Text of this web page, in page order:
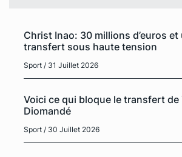
Christ Inao: 30 millions d’euros et
transfert sous haute tension
Sport / 31 Juillet 2026
Voici ce qui bloque le transfert de
Diomandé
Sport / 30 Juillet 2026